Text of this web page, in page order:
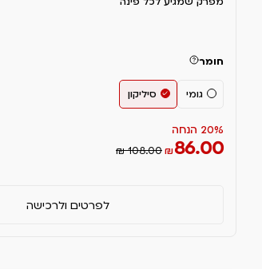
חומר
גומי סיליקון
20% הנחה
₪86.00
₪ 108.00
לפרטים ולרכישה